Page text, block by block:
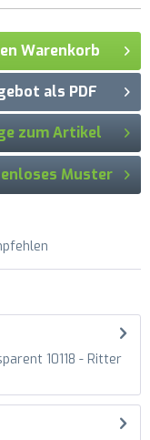
Warenkorb
als PDF
zum Artikel
Muster
10118 - Ritter